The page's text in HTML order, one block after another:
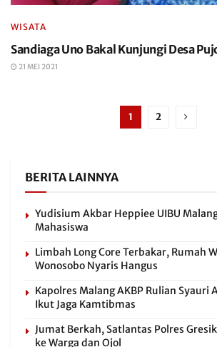
WISATA
Sandiaga Uno Bakal Kunjungi Desa
21 MEI 2021
1 2
BERITA LAINNYA
Yudisium Akbar Heppiee UIBU
Mahasiswa
Limbah Long Core Terbakar, Rumah
Wonosobo Nyaris Hangus
Kapolres Malang AKBP Rulian Syauri
Ikut Jaga Kamtibmas
Jumat Berkah, Satlantas Polres
ke Warga dan Ojol